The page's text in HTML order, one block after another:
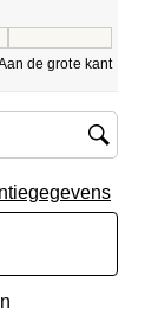
de grote kant
regio